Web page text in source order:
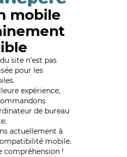
mobile
site n’est pas
pour les
expérience,
de bureau
actuellement à
mobile.
compréhension !